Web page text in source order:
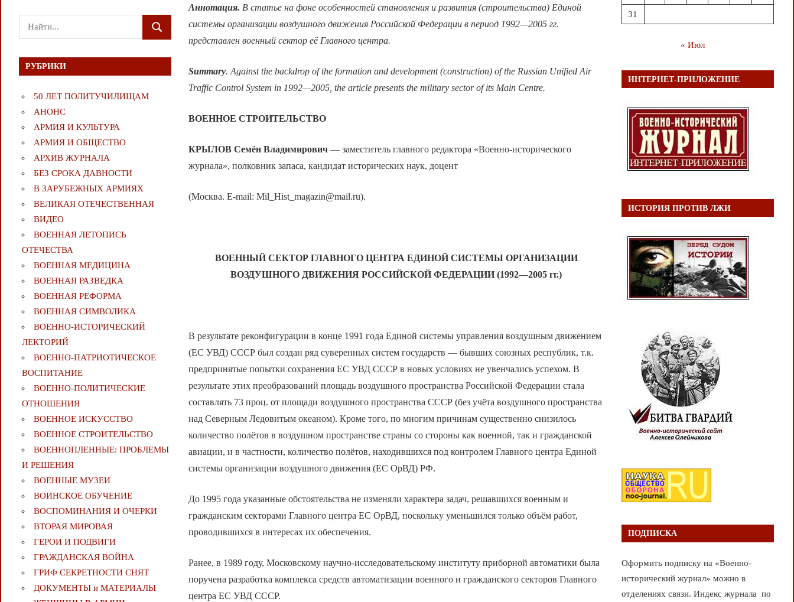
Аннотация. В статье на фоне особенностей становления и развития (строительства) Единой
системы организации воздушного движения Российской Федерации в период 1992—2005 гг.
представлен военный сектор её Главного центра.
Summary. Against the backdrop of the formation and development (construction) of the Russian Unified Air
Traffic Сontrol System in 1992—2005, the article presents the military sector of its Main Centre.
ВОЕННОЕ СТРОИТЕЛЬСТВО
КРЫЛОВ Семён Владимирович — заместитель главного редактора «Военно-исторического
журнала», полковник запаса, кандидат исторических наук, доцент
(Москва. E-mail: Mil_Hist_magazin@mail.ru).
ВОЕННЫЙ СЕКТОР ГЛАВНОГО ЦЕНТРА ЕДИНОЙ СИСТЕМЫ ОРГАНИЗАЦИИ
ВОЗДУШНОГО ДВИЖЕНИЯ РОССИЙСКОЙ ФЕДЕРАЦИИ (1992—2005 гг.)
В результате реконфигурации в конце 1991 года Единой системы управления воздушным движением
(ЕС УВД) СССР был создан ряд суверенных систем государств — бывших союзных республик, т.к.
предпринятые попытки сохранения ЕС УВД СССР в новых условиях не увенчались успехом. В
результате этих преобразований площадь воздушного пространства Российской Федерации стала
составлять 73 проц. от площади воздушного пространства СССР (без учёта воздушного пространства
над Северным Ледовитым океаном). Кроме того, по многим причинам существенно снизилось
количество полётов в воздушном пространстве страны со стороны как военной, так и гражданской
авиации, и в частности, количество полётов, находившихся под контролем Главного центра Единой
системы организации воздушного движения (ЕС ОрВД) РФ.
До 1995 года указанные обстоятельства не изменяли характера задач, решавшихся военным и
гражданским секторами Главного центра ЕС ОрВД, поскольку уменьшился только объём работ,
проводившихся в интересах их обеспечения.
Ранее, в 1989 году, Московскому научно-исследовательскому институту приборной автоматики была
поручена разработка комплекса средств автоматизации военного и гражданского секторов Главного
центра ЕС УВД СССР.
Поиск
для:
ПОИСК
РУБРИКИ
50 ЛЕТ ПОЛИТУЧИЛИЩАМ
АНОНС
АРМИЯ И КУЛЬТУРА
АРМИЯ И ОБЩЕСТВО
АРХИВ ЖУРНАЛА
БЕЗ СРОКА ДАВНОСТИ
В ЗАРУБЕЖНЫХ АРМИЯХ
ВЕЛИКАЯ ОТЕЧЕСТВЕННАЯ
ВИДЕО
ВОЕННАЯ ЛЕТОПИСЬ
ОТЕЧЕСТВА
ВОЕННАЯ МЕДИЦИНА
ВОЕННАЯ РАЗВЕДКА
ВОЕННАЯ РЕФОРМА
ВОЕННАЯ СИМВОЛИКА
ВОЕННО-ИСТОРИЧЕСКИЙ
ЛЕКТОРИЙ
ВОЕННО-ПАТРИОТИЧЕСКОЕ
ВОСПИТАНИЕ
ВОЕННО-ПОЛИТИЧЕСКИE
ОТНОШЕНИЯ
ВОЕННОЕ ИСКУССТВО
ВОЕННОЕ СТРОИТЕЛЬСТВО
ВОЕННОПЛЕННЫЕ: ПРОБЛЕМЫ
И РЕШЕНИЯ
ВОЕННЫЕ МУЗЕИ
ВОИНСКОЕ ОБУЧЕНИЕ
ВОСПОМИНАНИЯ И ОЧЕРКИ
ВТОРАЯ МИРОВАЯ
ГЕРОИ И ПОДВИГИ
ГРАЖДАНСКАЯ ВОЙНА
ГРИФ СЕКРЕТНОСТИ СНЯТ
ДОКУМЕНТЫ и МАТЕРИАЛЫ
31
« Июл
ИНТЕРНЕТ-ПРИЛОЖЕНИЕ
ИСТОРИЯ ПРОТИВ ЛЖИ
ПОДПИСКА
Оформить подписку на «Военно-
исторический журнал» можно в
отделениях связи. Индекс журнала по